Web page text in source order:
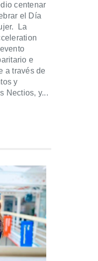
centenar
el Día
La
e
a través de
y
Nectios, y...